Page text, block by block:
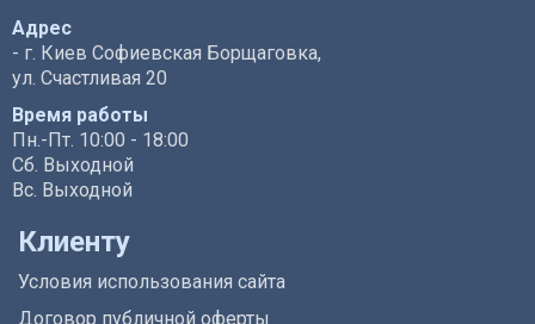
Адрес
- г. Киев Софиевская Борщаговка,
ул. Счастливая 20
Время работы
Пн.-Пт. 10:00 - 18:00
Сб. Выходной
Вс. Выходной
Клиенту
Условия использования сайта
Договор публичной оферты